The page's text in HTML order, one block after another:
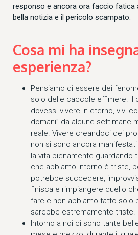
responso e ancora ora faccio fatica
bella notizia e il pericolo scampato.
Cosa mi ha
esperienza?
Pensiamo di essere dei
solo delle caccole effimere. Il
dovessi vivere in eterno, vivi
domani” da alcune settimane
reale. Vivere creandoci dei
non si sono ancora
la vita pienamente guardando
che abbiamo intorno è triste,
potrebbe succedere,
finisca e rimpiangere quello
fare e non abbiamo fatto solo
sarebbe estremamente triste.
Intorno a noi ci sono tante